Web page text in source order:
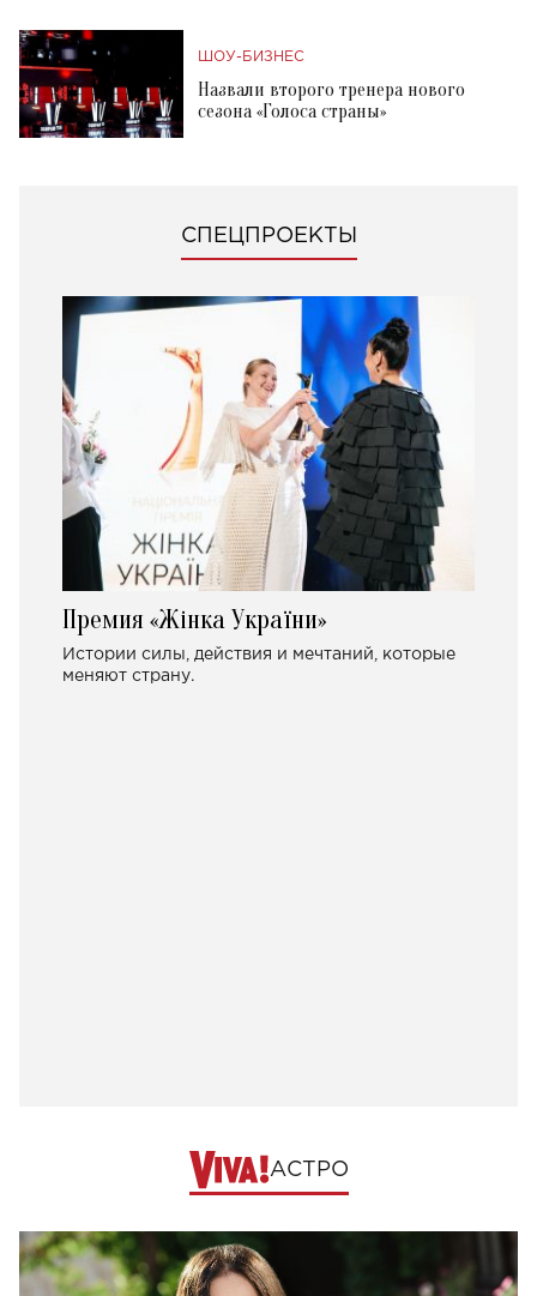
ШОУ-БИЗНЕС
Назвали второго тренера нового
сезона «Голоса страны»
СПЕЦПРОЕКТЫ
Премия «Жінка України»
Истории силы, действия и мечтаний, которые
меняют страну.
АСТРО